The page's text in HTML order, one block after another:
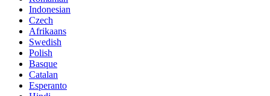
Indonesian
Czech
Afrikaans
Swedish
Polish
Basque
Catalan
Esperanto